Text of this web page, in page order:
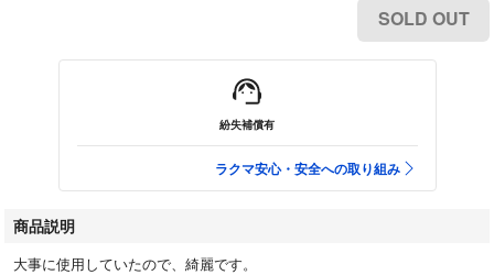
SOLD OUT
紛失補償有
ラクマ安心・安全への取り組み
商品説明
大事に使用していたので、綺麗です。